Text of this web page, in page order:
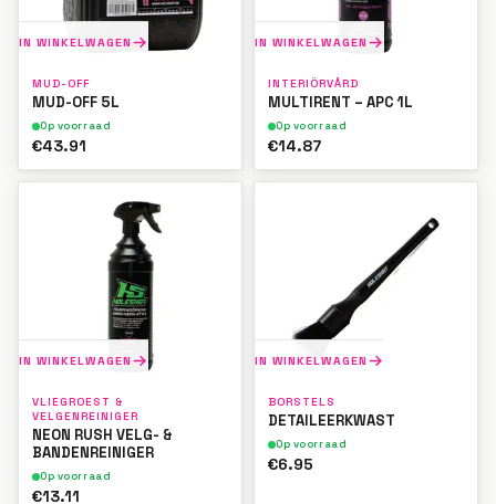
IN WINKELWAGEN
MUD-OFF
MUD-OFF 5L
Op voorraad
€43.91
IN WINKELWAGEN
INTERIÖRVÅRD
MULTIRENT – APC 1L
Op voorraad
€14.87
IN WINKELWAGEN
VLIEGROEST &
VELGENREINIGER
NEON RUSH VELG- &
BANDENREINIGER
Op voorraad
€13.11
IN WINKELWAGEN
BORSTELS
DETAILEERKWAST
Op voorraad
€6.95